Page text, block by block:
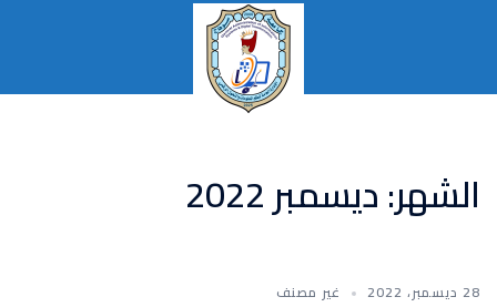
القائمة
الشهر:ديسمبر 2022
28 ديسمبر، 2022 غير مصنف